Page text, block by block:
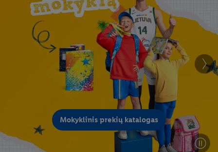
Mokyklinis prekių katalogas